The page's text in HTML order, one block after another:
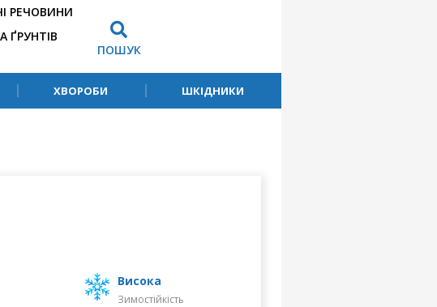
РЕЧОВИНИ
ҐРУНТІВ
ПОШУК
ХВОРОБИ ШКІДНИКИ
високa
Зимостійкість